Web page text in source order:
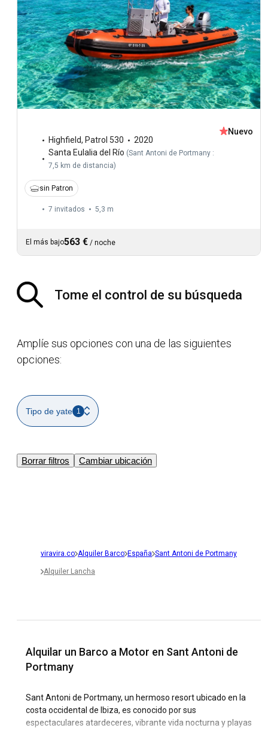
Highfield, Patrol 530
2020
Santa Eulalia del Río (Sant Antoni de Portmany :
7,5 km de distancia)
Nuevo
sin Patron
7 invitados 5,3 m
El más bajo563 € / noche
Tome el control de su búsqueda
Amplíe sus opciones con una de las siguientes
opciones:
Tipo de yate 1
Borrar filtros Cambiar ubicación
viravira.co Alquiler Barco España Sant Antoni de Portmany
Alquiler Lancha
Alquilar un Barco a Motor en Sant Antoni de
Portmany
Sant Antoni de Portmany, un hermoso resort ubicado en la
costa occidental de Ibiza, es conocido por sus
espectaculares atardeceres, vibrante vida nocturna y playas